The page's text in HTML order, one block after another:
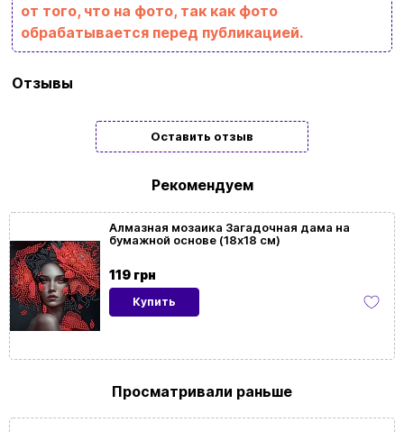
от того, что на фото, так как фото
обрабатывается перед публикацией.
Размер
картины
18x18
Ориентация
картины
Вертикальная
Отзывы
Оставить отзыв
Рекомендуем
119 грн
Алмазная мозаика Загадочная дама на
бумажной основе (18х18 см)
Купить
Просматривали раньше
Язык сайта:
UAㅤ RU